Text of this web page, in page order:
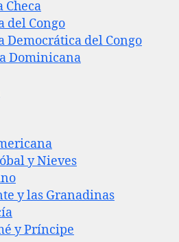
Checa
del Congo
Democrática del Congo
Dominicana
y Nieves
y las Granadinas
y Príncipe